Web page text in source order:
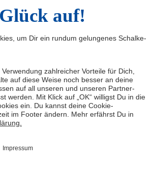
Quicklinks
Shop
Schalke TV
VELTINS-Arena
Knappenschmiede
ERWIN buchen